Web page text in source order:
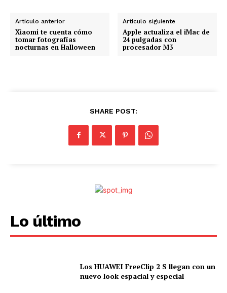
n
d
o
Artículo anterior
Xiaomi te cuenta cómo
tomar fotografías
nocturnas en Halloween
Artículo siguiente
Apple actualiza el iMac de
24 pulgadas con
procesador M3
SHARE POST:
Lo último
Los HUAWEI FreeClip 2 S llegan con un
nuevo look espacial y especial